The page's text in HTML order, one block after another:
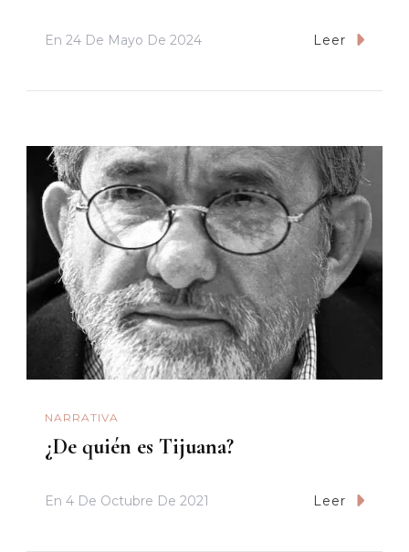
En 24 De Mayo De 2024 Leer
NARRATIVA
¿De quién es Tijuana?
En 4 De Octubre De 2021 Leer